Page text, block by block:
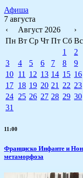
Афиша
7 августа
‹
Август 2026
›
Пн Вт Ср Чт Пт Сб Вс
1
2
3
4 5 6 7 8
9
10 11 12 13 14 15 16
17 18 19 20 21 22 23
24 25 26 27 28 29 30
31
11:00
Франциско Инфанте и
метаморфоза